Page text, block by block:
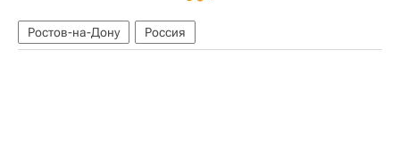
Ростов-на-Дону Россия